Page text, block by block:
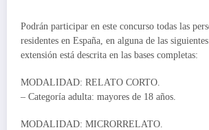
Podrán participar en este concurso todas las
residentes en España, en alguna de las
extensión está descrita en las bases completas:
MODALIDAD: RELATO CORTO.
– Categoría adulta: mayores de 18 años.
MODALIDAD: MICRORRELATO.